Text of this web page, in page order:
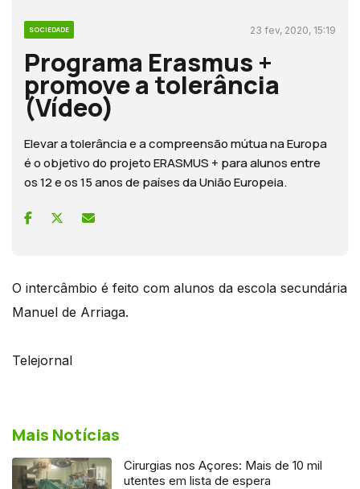
SOCIEDADE 23 fev, 2020, 15:19
Programa Erasmus +
promove a tolerância
(Vídeo)
Elevar a tolerância e a compreensão mútua na Europa
é o objetivo do projeto ERASMUS + para alunos entre
os 12 e os 15 anos de países da União Europeia.
O intercâmbio é feito com alunos da escola secundária
Manuel de Arriaga.
Telejornal
Mais Notícias
Cirurgias nos Açores: Mais de 10 mil
utentes em lista de espera